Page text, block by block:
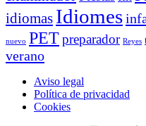
idiomas Idiomes
nuevo PETpreparador Reyes
verano
Aviso legal
Política de privacidad
Cookies